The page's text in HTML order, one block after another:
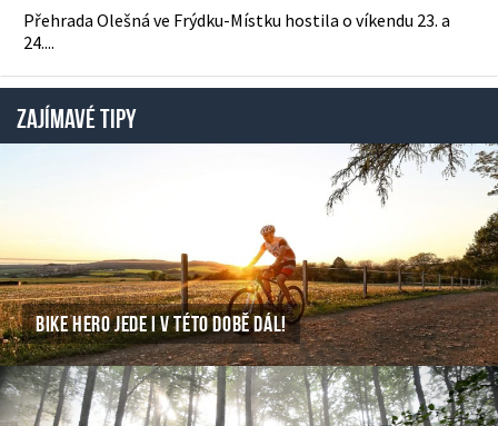
Přehrada Olešná ve Frýdku-Místku hostila o víkendu 23. a
24....
ZAJÍMAVÉ TIPY
BIKE HERO JEDE I V TÉTO DOBĚ DÁL!